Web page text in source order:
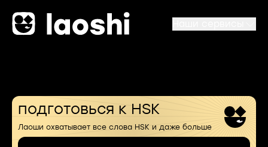
подготовься к HSK
Лаоши охватывает все слова HSK и даже больше